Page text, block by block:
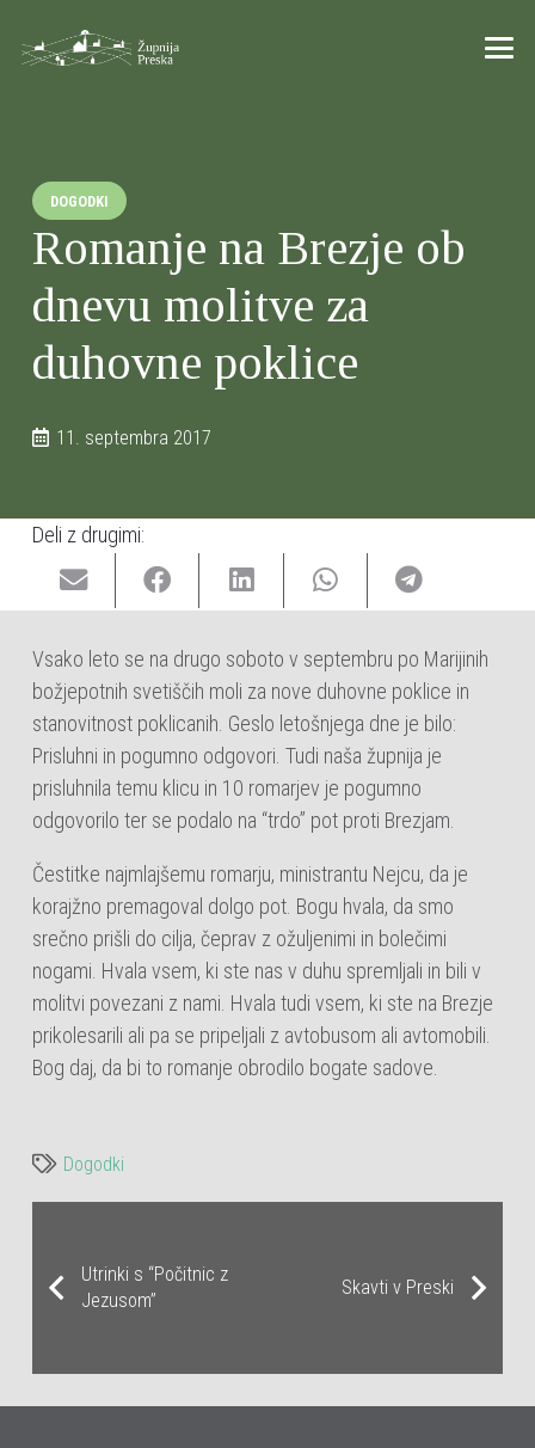
DOGODKI
Romanje na Brezje ob
dnevu molitve za
duhovne poklice
11. septembra 2017
Deli z drugimi:
Vsako leto se na drugo soboto v septembru po Marijinih
božjepotnih svetiščih moli za nove duhovne poklice in
stanovitnost poklicanih. Geslo letošnjega dne je bilo:
Prisluhni in pogumno odgovori. Tudi naša župnija je
prisluhnila temu klicu in 10 romarjev je pogumno
odgovorilo ter se podalo na “trdo” pot proti Brezjam.
Čestitke najmlajšemu romarju, ministrantu Nejcu, da je
korajžno premagoval dolgo pot. Bogu hvala, da smo
srečno prišli do cilja, čeprav z ožuljenimi in bolečimi
nogami. Hvala vsem, ki ste nas v duhu spremljali in bili v
molitvi povezani z nami. Hvala tudi vsem, ki ste na Brezje
prikolesarili ali pa se pripeljali z avtobusom ali avtomobili.
Bog daj, da bi to romanje obrodilo bogate sadove.
Dogodki
Utrinki s “Počitnic z
Jezusom”
Skavti v Preski